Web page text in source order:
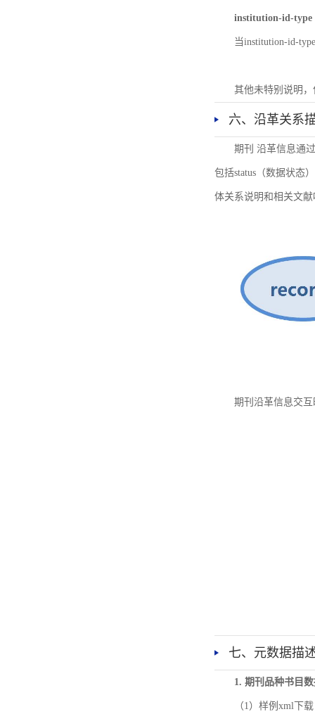
institution-id-type
当institution-id-
其他未特别说明
六、沿革关系
期刊 沿革信息通
包括status（数据状态
体关系说明和相关文
期刊沿革信息交
七、元数据描
1. 期刊品种书目
（1）样例xml下载